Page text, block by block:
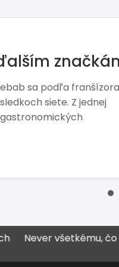
Arby’s,
etapa. Nový vlastník
jej silnejšiu pozíciu na
všetkému, čo dobre znie